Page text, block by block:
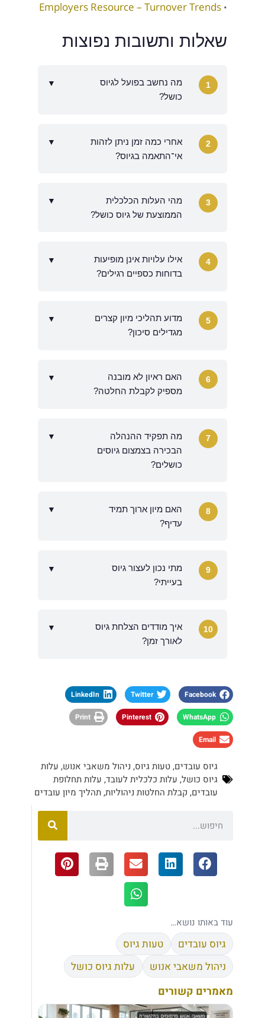
עוד באותו נושא…
גיוס עובדים
טעות גיוס
ניהול משאבי אנוש
עלות גיוס כושל
מאמרים קשורים
•
Employers Resource – Turnover Trends
שאלות ותשובות נפוצות
1
מה נחשב בפועל לגיוס
כושל?
▼
2
אחרי כמה זמן ניתן לזהות
אי־התאמה בגיוס?
▼
3
מהי העלות הכלכלית
הממוצעת של גיוס כושל?
▼
4
אילו עלויות אינן מופיעות
בדוחות כספיים רגילים?
▼
5
מדוע תהליכי מיון קצרים
מגדילים סיכון?
▼
6
האם ראיון לא מובנה
מספיק לקבלת החלטה?
▼
7
מה תפקיד ההנהלה
הבכירה בצמצום גיוסים
כושלים?
▼
8
האם מיון ארוך תמיד
עדיף?
▼
9
מתי נכון לעצור גיוס
בעייתי?
▼
10
איך מודדים הצלחת גיוס
לאורך זמן?
▼
Facebook
Twitter
LinkedIn
WhatsApp
Pinterest
Print
Email
גיוס עובדים,טעות גיוס, ניהול משאבי אנוש, עלות
גיוס כושל, עלות כלכלית לעובד, עלות תחלופת
עובדים, קבלת החלטות ניהוליות,תהליך מיון עובדים